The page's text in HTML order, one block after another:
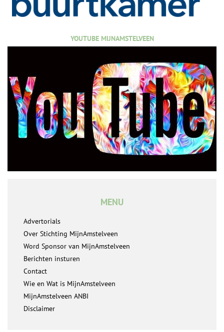
YOUTUBE MIJNAMSTELVEEN
MENU
Advertorials
Over Stichting MijnAmstelveen
Word Sponsor van MijnAmstelveen
Berichten insturen
Contact
Wie en Wat is MijnAmstelveen
MijnAmstelveen ANBI
Disclaimer